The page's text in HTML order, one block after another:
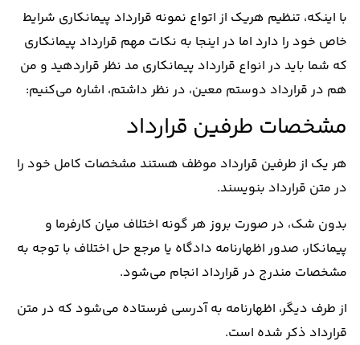
با اینکه، تنظیم هریک از اتواع نمونه قرارداد پیمانکاری شرایط
خاص خود را دارد اما در اینجا به نکات مهم قرارداد پیمانکاری
که شما باید در انواع قرارداد پیمانکاری مد نظر قراردهید و من
هم در قرارداد دوستم معین، در نظر داشتم، اشاره می‌کنیم:
مشخصات طرفین قرارداد
هر یک از طرفین قرارداد موظف هستند مشخصات کامل خود را
در متن قرارداد بنویسند.
بدون شک، در صورت بروز هر گونه اختلاف میان کارفرما و
پیمانکار، صدور اظهارنامه دادگاه یا مرجع حل اختلاف با توجه به
مشخصات مندرج در قرارداد انجام می‌شود.
از طرف دیگر، اظهارنامه به آدرسی فرستاده می‌شود که در متن
قرارداد ذکر شده است.